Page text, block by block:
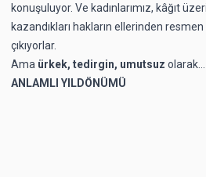
konuşuluyor. Ve kadınlarımız, kâğıt
kazandıkları hakların ellerinden resmen
çıkıyorlar.
Ama ürkek, tedirgin, umutsuz olarak...
ANLAMLI YILDÖNÜMÜ